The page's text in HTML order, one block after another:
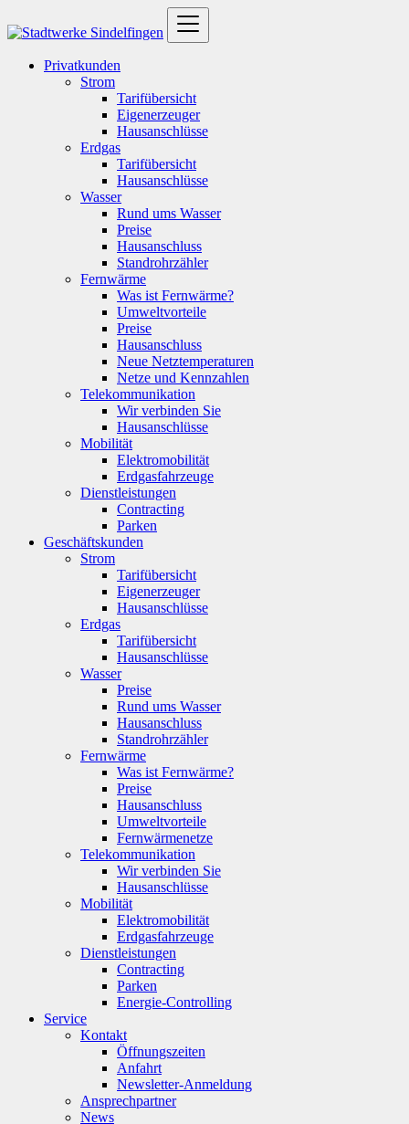
Privatkunden
Strom
Tarifübersicht
Eigenerzeuger
Hausanschlüsse
Erdgas
Tarifübersicht
Hausanschlüsse
Wasser
Rund ums Wasser
Preise
Hausanschluss
Standrohrzähler
Fernwärme
Was ist Fernwärme?
Umweltvorteile
Preise
Hausanschluss
Neue Netztemperaturen
Netze und Kennzahlen
Telekommunikation
Wir verbinden Sie
Hausanschlüsse
Mobilität
Elektromobilität
Erdgasfahrzeuge
Dienstleistungen
Contracting
Parken
Geschäftskunden
Strom
Tarifübersicht
Eigenerzeuger
Hausanschlüsse
Erdgas
Tarifübersicht
Hausanschlüsse
Wasser
Preise
Rund ums Wasser
Hausanschluss
Standrohrzähler
Fernwärme
Was ist Fernwärme?
Preise
Hausanschluss
Umweltvorteile
Fernwärmenetze
Telekommunikation
Wir verbinden Sie
Hausanschlüsse
Mobilität
Elektromobilität
Erdgasfahrzeuge
Dienstleistungen
Contracting
Parken
Energie-Controlling
Service
Kontakt
Öffnungszeiten
Anfahrt
Newsletter-Anmeldung
Ansprechpartner
News